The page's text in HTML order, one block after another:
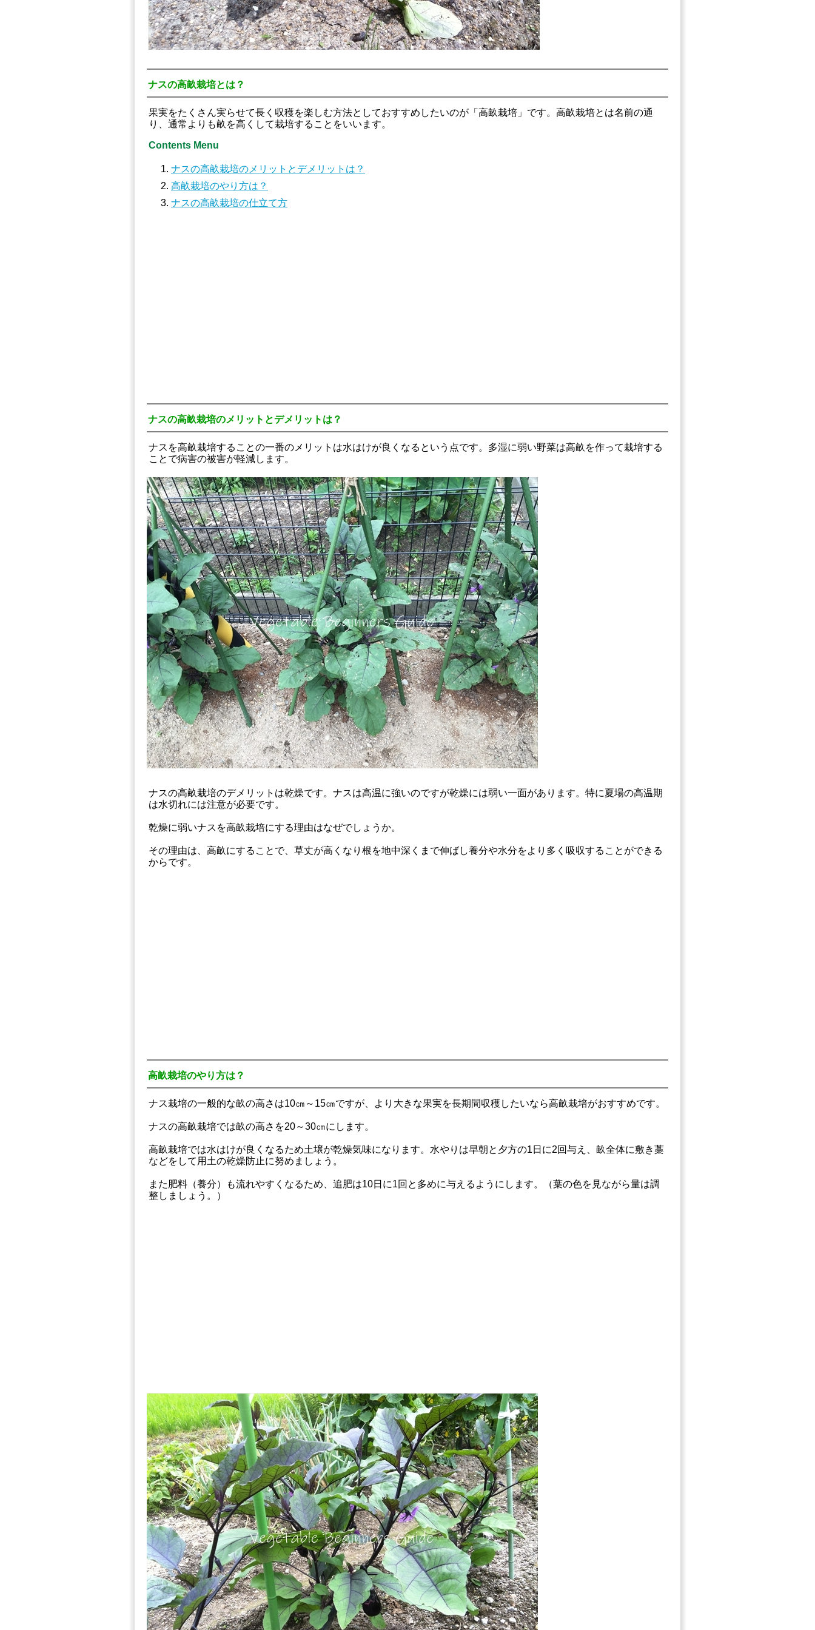
ナスの高畝栽培とは？
果実をたくさん実らせて長く収穫を楽しむ方法としておすすめしたいのが「高畝栽培」です。高畝栽培とは名前の通
り、通常よりも畝を高くして栽培することをいいます。
Contents Menu
ナスの高畝栽培のメリットとデメリットは？
高畝栽培のやり方は？
ナスの高畝栽培の仕立て方
ナスの高畝栽培のメリットとデメリットは？
ナスを高畝栽培することの一番のメリットは水はけが良くなるという点です。多湿に弱い野菜は高畝を作って栽培する
ことで病害の被害が軽減します。
ナスの高畝栽培のデメリットは乾燥です。ナスは高温に強いのですが乾燥には弱い一面があります。特に夏場の高温期
は水切れには注意が必要です。
乾燥に弱いナスを高畝栽培にする理由はなぜでしょうか。
その理由は、高畝にすることで、草丈が高くなり根を地中深くまで伸ばし養分や水分をより多く吸収することができる
からです。
高畝栽培のやり方は？
ナス栽培の一般的な畝の高さは10㎝～15㎝ですが、より大きな果実を長期間収穫したいなら高畝栽培がおすすめです。
ナスの高畝栽培では畝の高さを20～30㎝にします。
高畝栽培では水はけが良くなるため土壌が乾燥気味になります。水やりは早朝と夕方の1日に2回与え、畝全体に敷き藁
などをして用土の乾燥防止に努めましょう。
また肥料（養分）も流れやすくなるため、追肥は10日に1回と多めに与えるようにします。（葉の色を見ながら量は調
整しましょう。）